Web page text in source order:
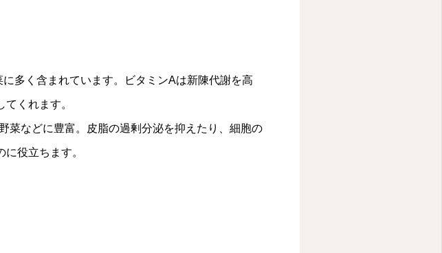
多く含まれています。ビタミンAは新陳代謝を高
くれます。
菜などに豊富。皮脂の過剰分泌を抑えたり、細胞の
役立ちます。